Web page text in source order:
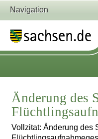
Navigation
Änderung des
Vollzitat: Änderung des